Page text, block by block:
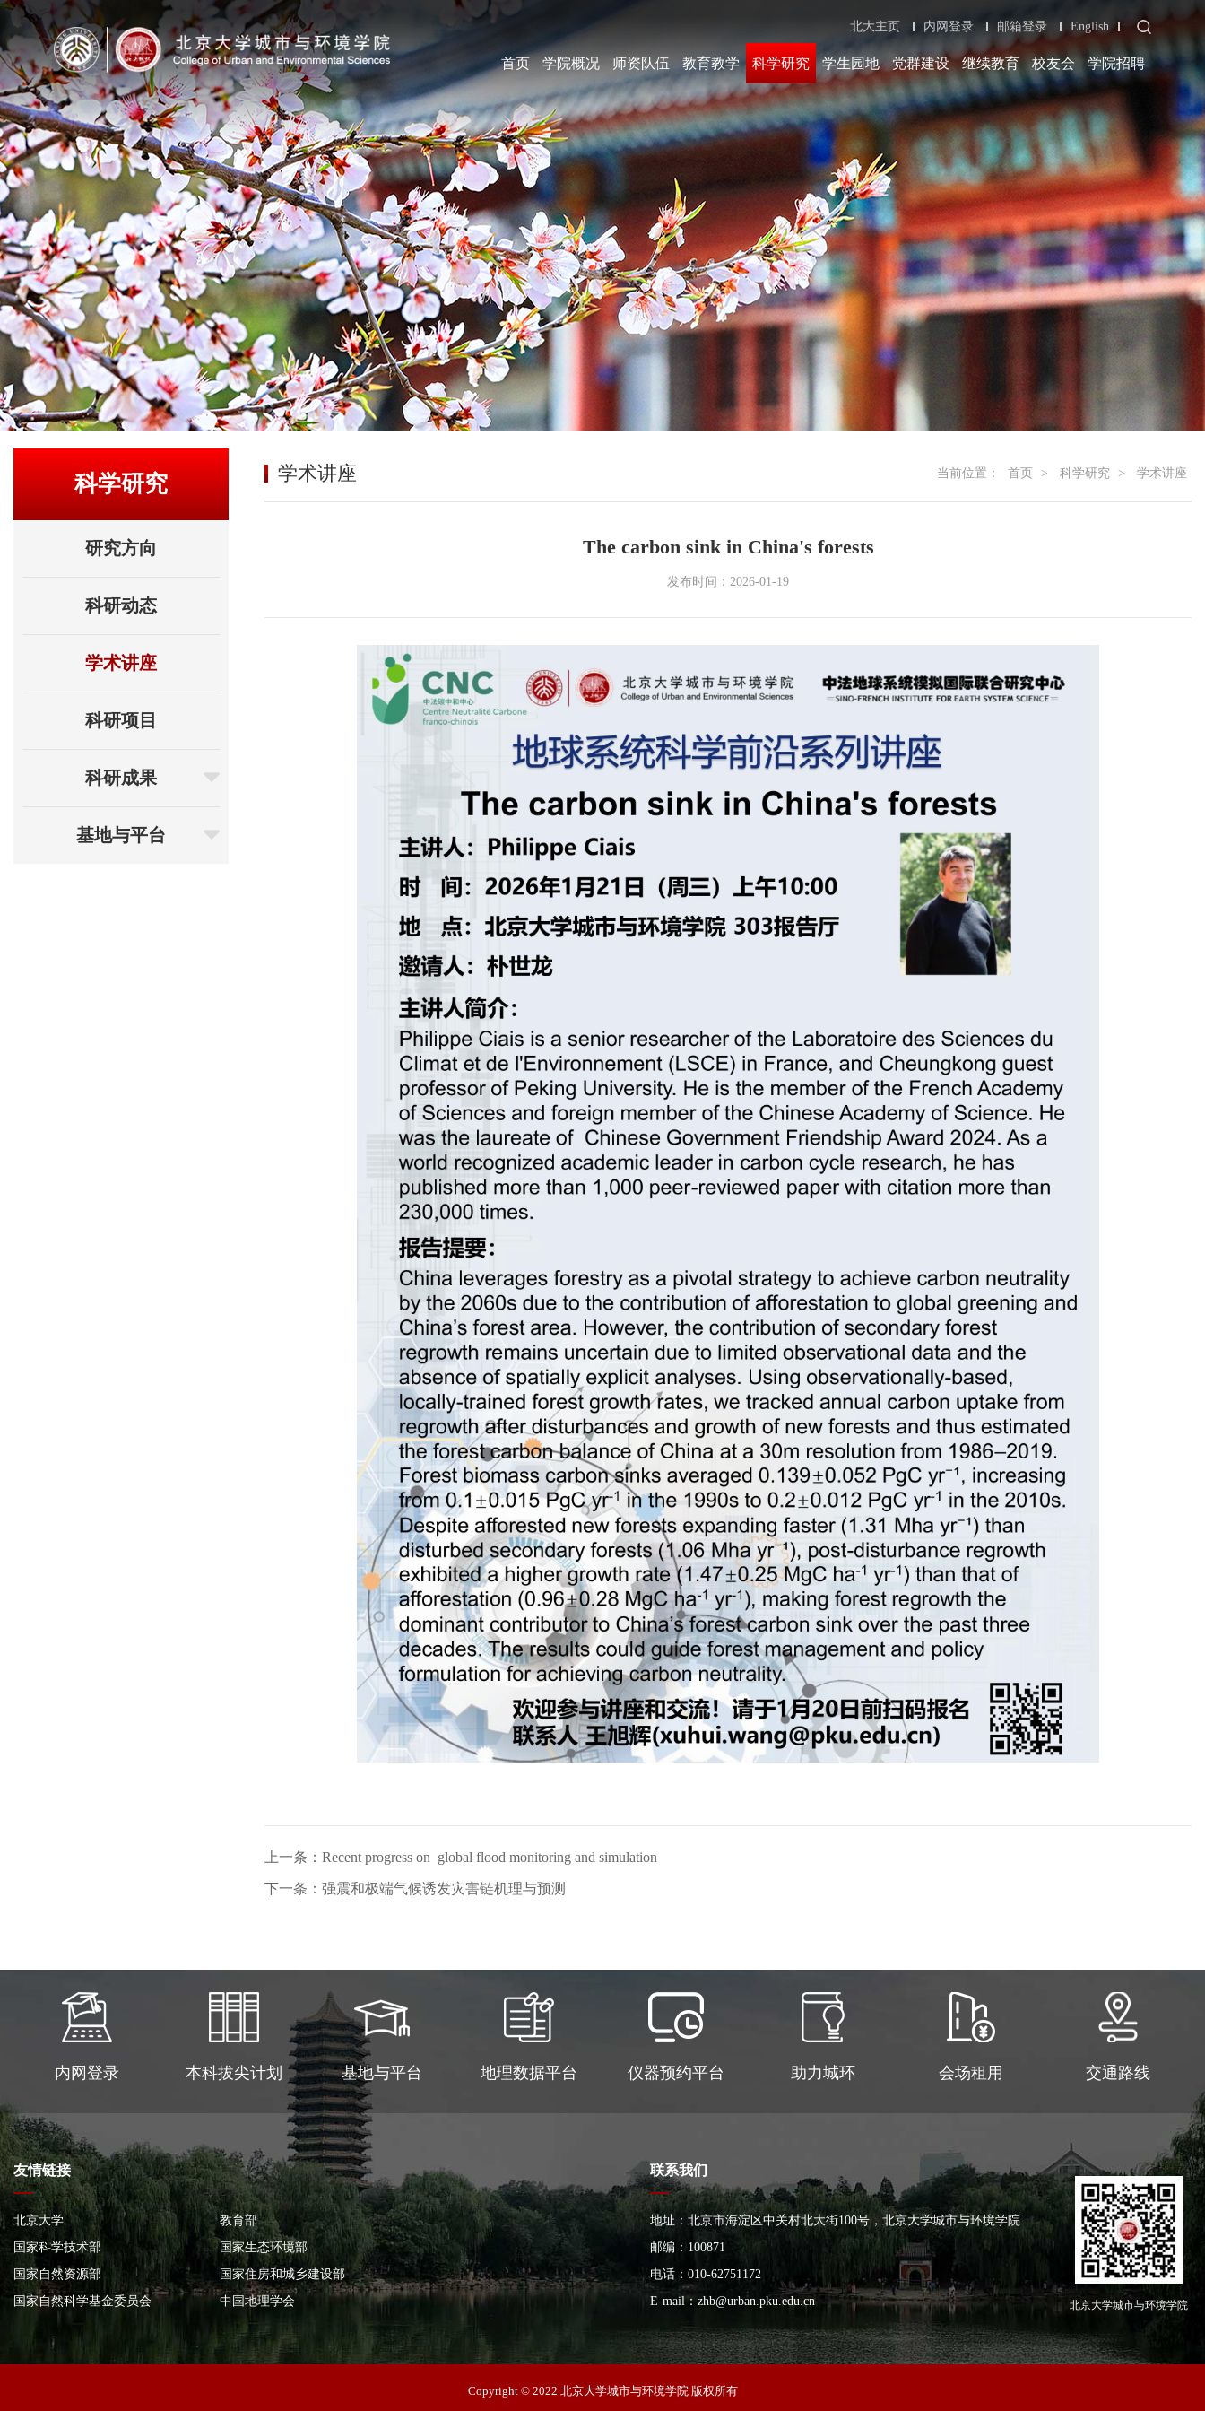
北大主页 内网登录 邮箱登录 English
首页 学院概况 师资队伍 教育教学 科学研究 学生园地 党群建设 继续教育 校友会 学院招聘
科学研究
研究方向
科研动态
学术讲座
科研项目
科研成果
基地与平台
学术讲座 当前位置： 首页 > 科学研究 > 学术讲座
The carbon sink in China's forests
发布时间：2026-01-19
上一条：Recent progress on global flood monitoring and simulation
下一条：强震和极端气候诱发灾害链机理与预测
内网登录 本科拔尖计划 基地与平台 地理数据平台 仪器预约平台 助力城环 会场租用 交通路线
友情链接
北京大学
教育部
国家科学技术部
国家生态环境部
国家自然资源部
国家住房和城乡建设部
国家自然科学基金委员会
中国地理学会
联系我们
地址：北京市海淀区中关村北大街100号，北京大学城市与环境学院
大楼
邮编：100871
电话：010-62751172
E-mail： zhb@urban.pku.edu.cn 北京大学城市与环境学院
Copyright © 2022 北京大学城市与环境学院 版权所有